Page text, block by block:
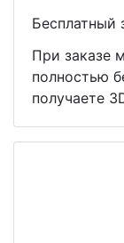
Бесплатный
При заказе
полностью
получаете